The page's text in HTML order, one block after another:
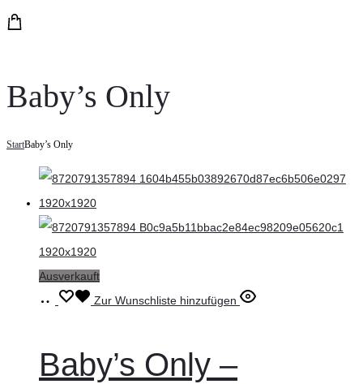
Baby’s Only
StartBaby’s Only
Ausverkauft
WeiterlesenZur Wunschliste hinzufügen
Baby’s Only –